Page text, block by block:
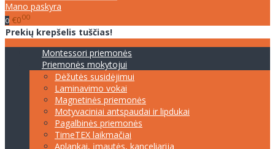
Mano paskyra
0 €000
Prekių krepšelis tuščias!
Montessori priemonės
Priemonės mokytojui
Dėžutės susidėjimui
Laminavimo vokai
Magnetinės priemonės
Motyvaciniai antspaudai ir lipdukai
Pagalbinės priemonės
TimeTEX laikmačiai
Aplankai, įmautės, kanceliarija